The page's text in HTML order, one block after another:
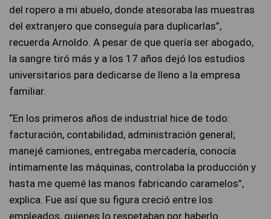
del ropero a mi abuelo, donde atesoraba las muestras
del extranjero que conseguía para duplicarlas”,
recuerda Arnoldo. A pesar de que quería ser abogado,
la sangre tiró más y a los 17 años dejó los estudios
universitarios para dedicarse de lleno a la empresa
familiar.
“En los primeros años de industrial hice de todo:
facturación, contabilidad, administración general;
manejé camiones, entregaba mercadería, conocía
íntimamente las máquinas, controlaba la producción y
hasta me quemé las manos fabricando caramelos”,
explica. Fue así que su figura creció entre los
empleados, quienes lo respetaban por haberlo